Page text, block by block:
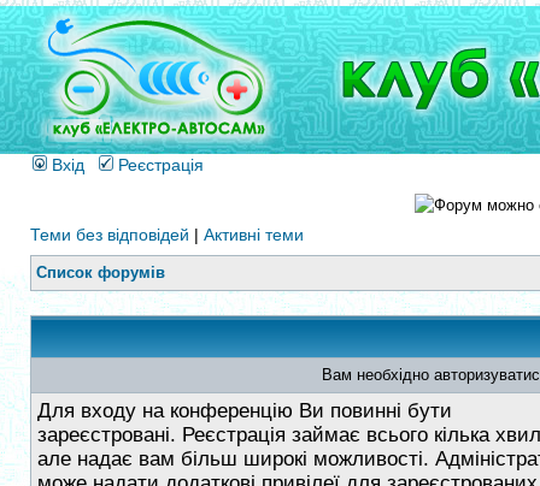
Вхід Реєстрація
Теми без відповідей | Активні теми
Список форумів
Вам необхідно
Для входу на конференцію Ви повинні бути
зареєстровані. Реєстрація займає всього кілька
але надає вам більш широкі можливості.